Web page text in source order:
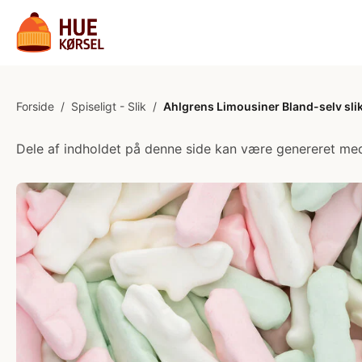
Forside / Spiseligt - Slik / Ahlgrens Limousiner Bland-selv
Dele af indholdet på denne side kan være genereret